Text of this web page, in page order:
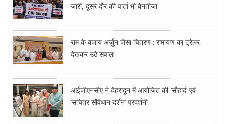
जारी, दूसरे दौर की वार्ता भी बेनतीजा
राम के बजाय अर्जुन जैसा चित्रण : रामायण का ट्रेलर
देखकर उठे सवाल
आईजीएनसीए ने देहरादून में आयोजित की ‘सौहार्द’ एवं
‘सचित्र संविधान दर्शन’ प्रदर्शनी